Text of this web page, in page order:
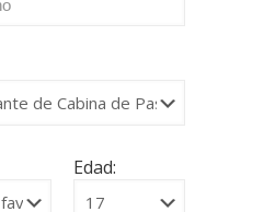
Edad: